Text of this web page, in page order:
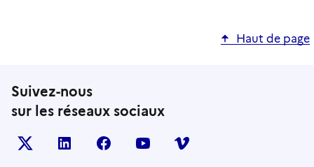
Haut de page
Suivez-nous
sur les réseaux sociaux
X (anciennement TWITTER)
LINKEDINFACEBOOKYOUTUBEVIMEO